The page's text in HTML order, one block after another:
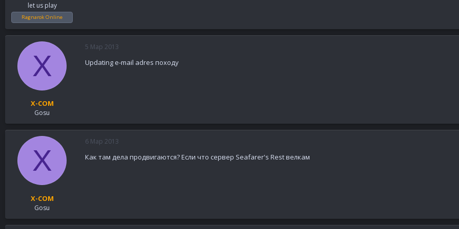
let us play
Ragnarok Online
X
X-COM
Gosu
5 Мар 2013
Updating e-mail adres походу
X
X-COM
Gosu
6 Мар 2013
Как там дела продвигаются? Если что сервер Seafarer's Rest велкам